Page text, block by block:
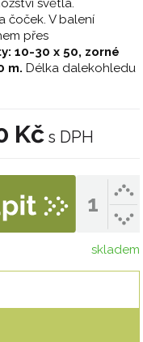
světla.
čoček. V balení
přes
10-30 x 50, zorné
m. Délka dalekohledu
Kč s DPH
skladem